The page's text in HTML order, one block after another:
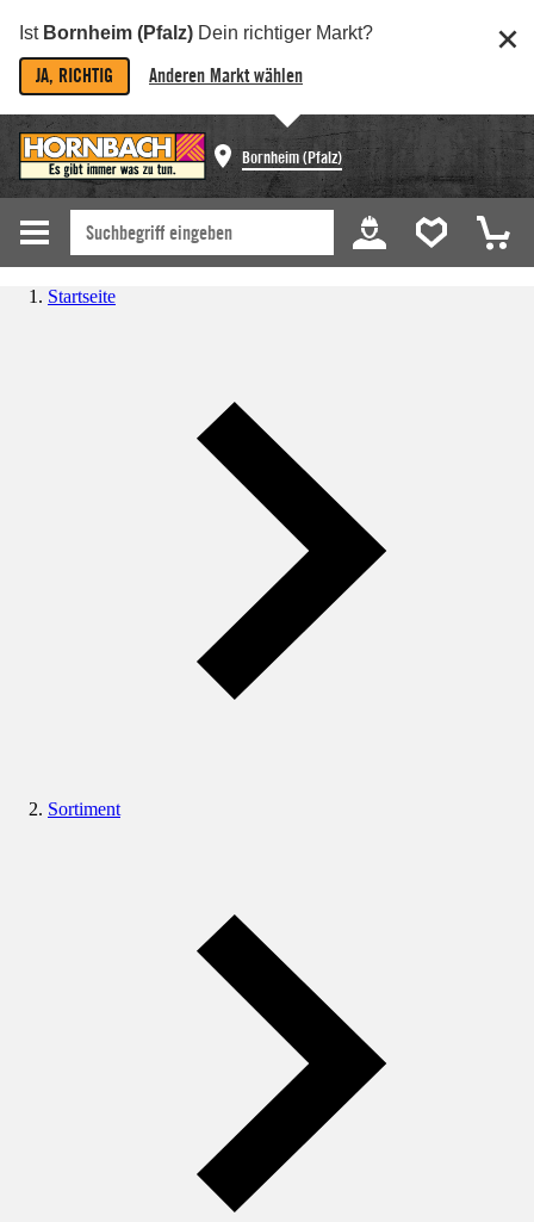
Ist Bornheim (Pfalz) Dein richtiger Markt?
JA, RICHTIG Anderen Markt wählen
Bornheim (Pfalz)
Startseite
Sortiment